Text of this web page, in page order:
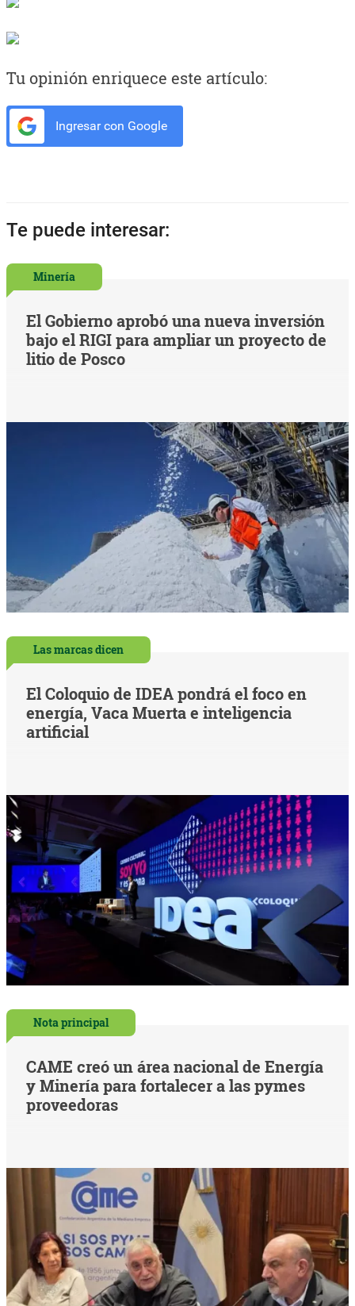
Tu opinión enriquece este artículo:
Ingresar con Google
Te puede interesar:
Minería
El Gobierno aprobó una nueva inversión
bajo el RIGI para ampliar un proyecto de
litio de Posco
Las marcas dicen
El Coloquio de IDEA pondrá el foco en
energía, Vaca Muerta e inteligencia
artificial
Nota principal
CAME creó un área nacional de Energía
y Minería para fortalecer a las pymes
proveedoras